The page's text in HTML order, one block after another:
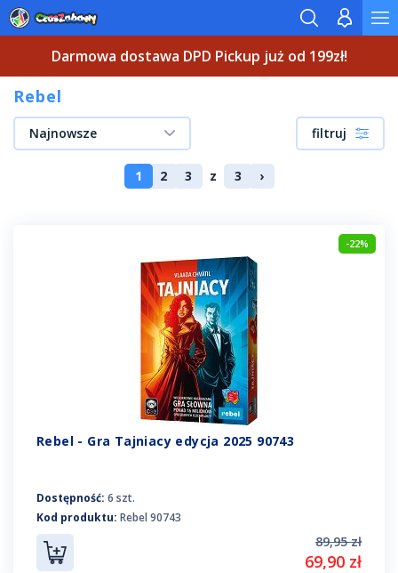
Darmowa dostawa DPD Pickup już od 199zł!
Rebel
Najnowsze filtruj
1 2 3 z 3 ›
-22%
Rebel - Gra Tajniacy edycja 2025 90743
Dostępność: 6 szt.
Kod produktu: Rebel 90743
89,95 zł
69,90 zł